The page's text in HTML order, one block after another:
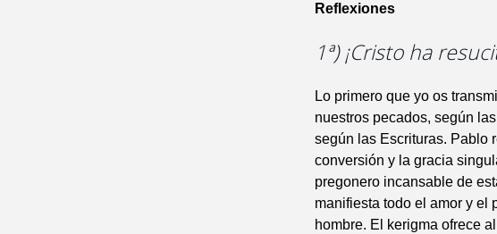
Reflexiones
1ª) ¡Cristo ha
Lo primero que yo os
nuestros pecados, según
según las Escrituras. Pablo
conversión y la gracia
pregonero incansable de
manifiesta todo el amor y el
hombre. El kerigma ofrece